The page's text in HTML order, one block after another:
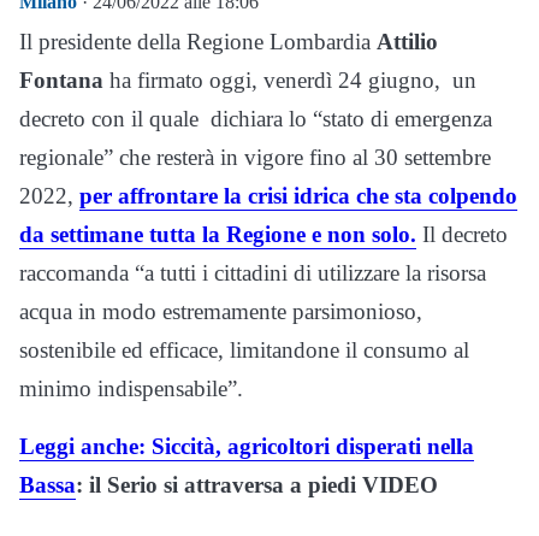
Il presidente della Regione Lombardia Attilio
Fontana ha firmato oggi, venerdì 24 giugno, un
decreto con il quale dichiara lo “stato di emergenza
regionale” che resterà in vigore fino al 30 settembre
2022, per affrontare la crisi idrica che sta colpendo
da settimane tutta la Regione e non solo. Il decreto
raccomanda “a tutti i cittadini di utilizzare la risorsa
acqua in modo estremamente parsimonioso,
sostenibile ed efficace, limitandone il consumo al
minimo indispensabile”.
Leggi anche: Siccità, agricoltori disperati nella
Bassa: il Serio si attraversa a piedi VIDEO